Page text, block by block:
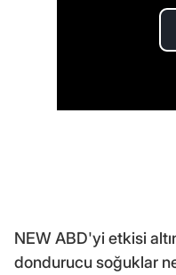
NEW ABD'yi etkisi
dondurucu soğuklar